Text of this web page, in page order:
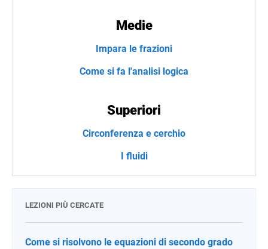
Medie
Impara le frazioni
Come si fa l'analisi logica
Superiori
Circonferenza e cerchio
I fluidi
LEZIONI PIÙ CERCATE
Come si risolvono le equazioni di secondo grado